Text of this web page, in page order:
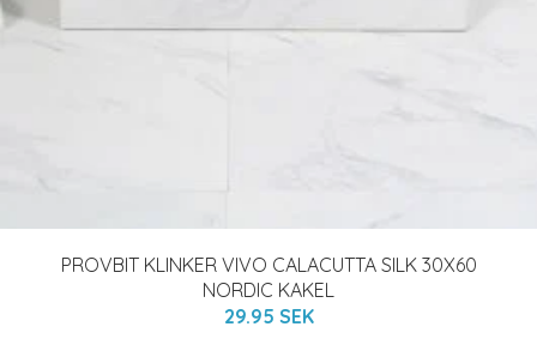
PROVBIT KLINKER VIVO CALACUTTA SILK 30X60
NORDIC KAKEL
29.95 SEK